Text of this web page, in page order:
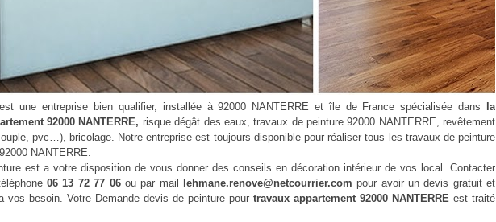
entreprise bien qualifier, installée à 92000 NANTERRE et île de France spécialisée dans
la
92000 NANTERRE, risque dégât des eaux, travaux de peinture 92000 NANTERRE, revêtement
pvc…), bricolage. Notre entreprise est toujours disponible pour réaliser tous les travaux de peinture
NANTERRE.
est a votre disposition de vous donner des conseils en décoration intérieur de vos local. Contacter
06 13 72 77 06 ou par mail lehmane.renove@netcourrier.compour avoir un devis gratuit et
vos besoin. Votre Demande devis de peinture pour travaux appartement 92000 NANTERRE est traité